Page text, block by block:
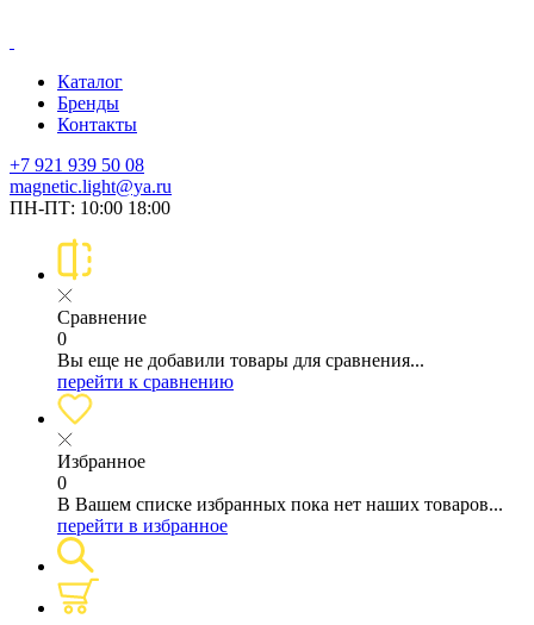
Каталог
Бренды
Контакты
+7 921 939 50 08
magnetic.light@ya.ru
ПН-ПТ: 10:00 18:00
Сравнение
0
Вы еще не добавили товары для сравнения...
перейти к сравнению
Избранное
0
В Вашем списке избранных пока нет наших товаров...
перейти в избранное